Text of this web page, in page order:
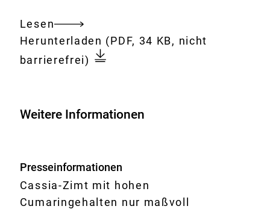
Lesen
Gesamtes
Dokument
Download:
Herunterladen Fragen
und
Cumarin
anderen
Lebensmitteln
(PDF, 34 KB, nicht
barrierefrei)
Weitere Informationen
Presseinformationen
Cassia-Zimt mit hohen
Cumaringehalten nur maßvoll